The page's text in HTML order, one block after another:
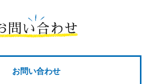
問い合わせ
お問い合わせ